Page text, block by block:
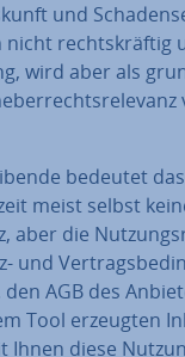
und
nicht rechts­kräf­tig
wird aber als
bedeutet
meist selbst
aber die
und
den AGB des
Tool erzeugten
Ihnen diese